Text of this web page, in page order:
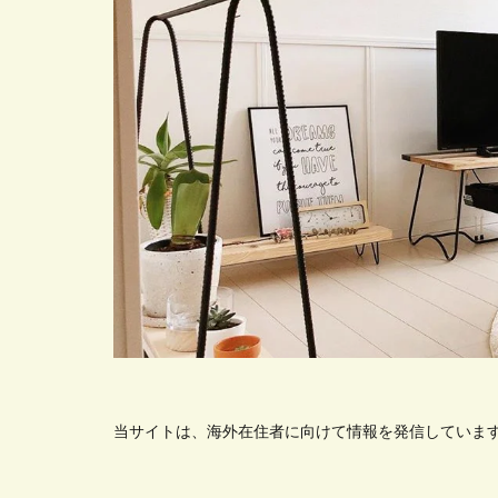
当サイトは、海外在住者に向けて情報を発信していま